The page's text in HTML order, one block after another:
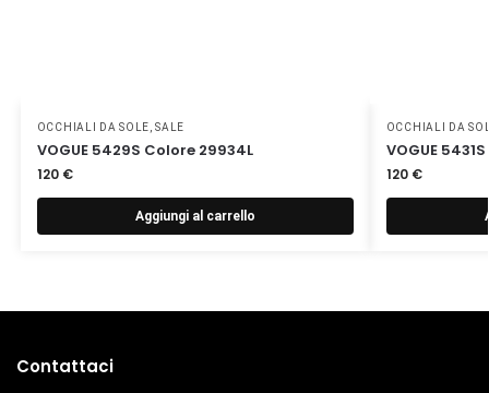
OCCHIALI DA SOLE ,SALE
VOGUE 5429S Colore 29934L
120 €
Aggiungi al carrello
OCCHIALI DA
VOGUE
120 €
Contattaci